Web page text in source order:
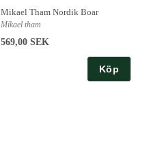
Mikael Tham Nordik Boar
Mikael tham
569,00 SEK
Köp